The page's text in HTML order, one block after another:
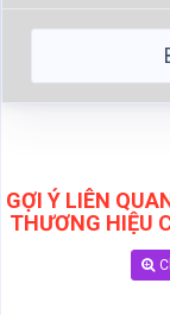
GỢI Ý LIÊN
THƯƠNG HIỆU